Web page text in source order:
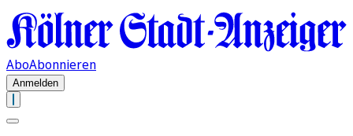
AboAbonnieren
Anmelden